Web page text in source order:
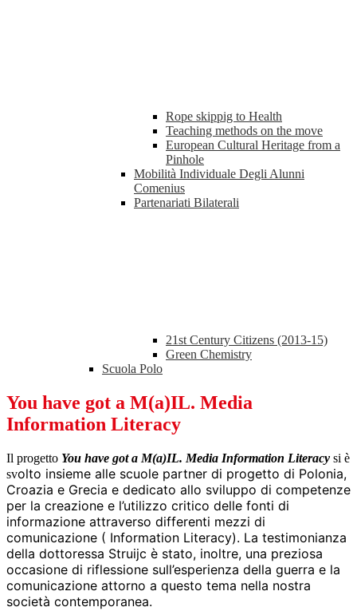
Rope skippig to Health
Teaching methods on the move
European Cultural Heritage from a
Pinhole
Mobilità Individuale Degli Alunni
Comenius
Partenariati Bilaterali
21st Century Citizens (2013-15)
Green Chemistry
Scuola Polo
You have got a M(a)IL. Media
Information Literacy
Il progetto You have got a M(a)IL. Media Information Literacy si è
svolto insieme alle scuole partner di progetto di Polonia,
Croazia e Grecia e dedicato allo sviluppo di competenze
per la creazione e l’utilizzo critico delle fonti di
informazione attraverso differenti mezzi di
comunicazione ( Information Literacy). La testimonianza
della dottoressa Struijc è stato, inoltre, una preziosa
occasione di riflessione sull’esperienza della guerra e la
comunicazione attorno a questo tema nella nostra
società contemporanea.